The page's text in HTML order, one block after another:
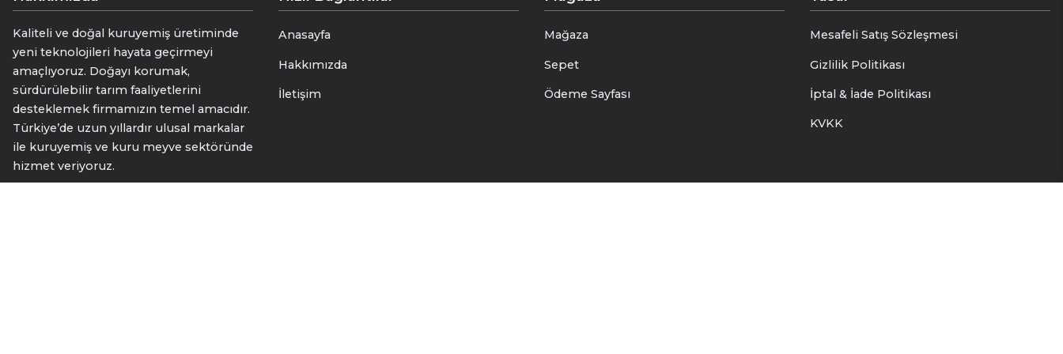
Kaliteli ve doğal kuruyemiş üretiminde
yeni teknolojileri hayata geçirmeyi
amaçlıyoruz. Doğayı korumak,
sürdürülebilir tarım faaliyetlerini
desteklemek firmamızın temel amacıdır.
Türkiye’de uzun yıllardır ulusal markalar
ile kuruyemiş ve kuru meyve sektöründe
hizmet veriyoruz.
Anasayfa
Hakkımızda
İletişim
Mağaza
Sepet
Ödeme Sayfası
Mesafeli Satış Sözleşmesi
Gizlilik Politikası
İptal & İade Politikası
KVKK